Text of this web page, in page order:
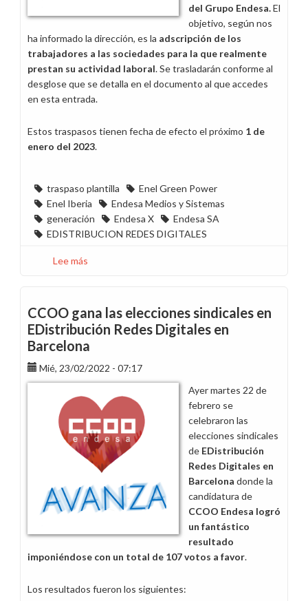
del Grupo Endesa.El
objetivo, según nos
ha informado la dirección, es la adscripción de los
trabajadores a las sociedades para la que realmente
prestan su actividad laboral. Se trasladarán conforme al
desglose que se detalla en el documento al que accedes
en esta entrada.
Estos traspasos tienen fecha de efecto el próximo 1 de
enero del 2023.
traspaso plantilla
Enel Green Power
Enel Iberia
Endesa Medios y Sistemas
generación
Endesa X
Endesa SA
EDISTRIBUCION REDES DIGITALES
Lee más
traspaso
de
127
trabajadores
entre
empresas
del
Grupo
Endesa
CCOO gana las elecciones sindicales en
EDistribución Redes Digitales en
Barcelona
Mié, 23/02/2022 - 07:17
Ayer martes 22 de
febrero se
celebraron las
elecciones sindicales
de EDistribución
Redes Digitales en
Barcelona donde la
candidatura de
CCOO Endesa logró
un fantástico
resultado
imponiéndose con un total de 107 votos a favor.
Los resultados fueron los siguientes: